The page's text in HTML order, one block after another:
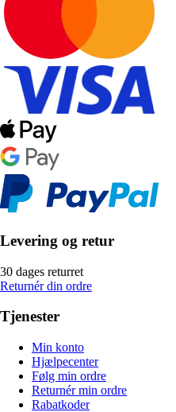
Levering og retur
30 dages returret
Returnér din ordre
Tjenester
Min konto
Hjælpecenter
Følg min ordre
Returnér min ordre
Rabatkoder